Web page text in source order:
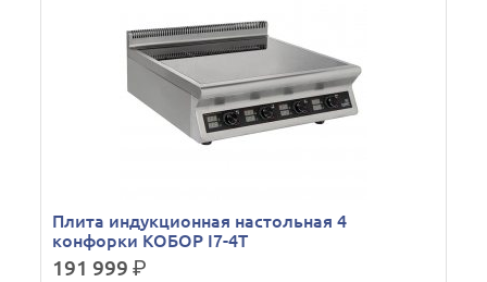
Плита индукционная настольная 4
конфорки КОБОР I7-4T
191 999р.